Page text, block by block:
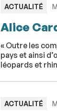
TYPE
ACTUALITÉ
Alice
« Outre les
pays et ainsi
léopards et
TYPE
ACTUALITÉ